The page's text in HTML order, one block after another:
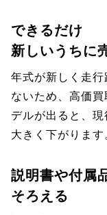
できるだけ
新しいうちに
年式が新しく走
ないため、高価
デルが出ると、
大きく下がります
説明書や付属
そろえる